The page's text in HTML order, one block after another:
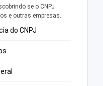
se o CNPJ
e outras empresas.
do CNPJ